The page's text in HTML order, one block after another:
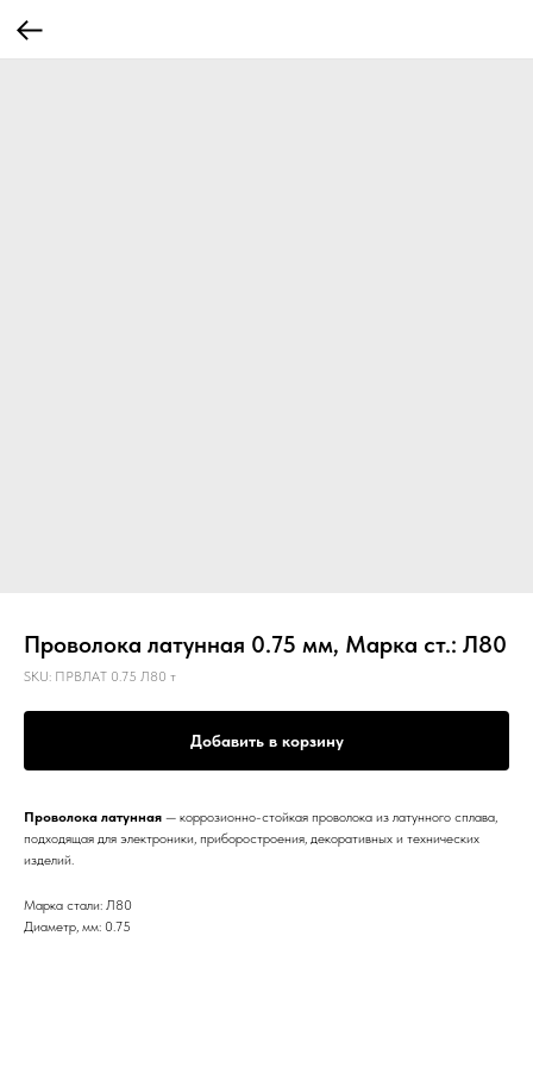
Проволока латунная 0.75 мм, Марка ст.: Л80
SKU: ПРВЛАТ 0.75 Л80 т
Добавить в корзину
Проволока латунная — коррозионно-стойкая проволока из латунного сплава,
подходящая для электроники, приборостроения, декоративных и технических
изделий.
Марка стали: Л80
Диаметр, мм: 0.75